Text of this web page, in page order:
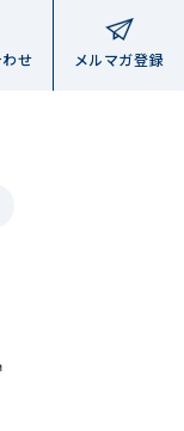
。
せ メルマガ登録
です。